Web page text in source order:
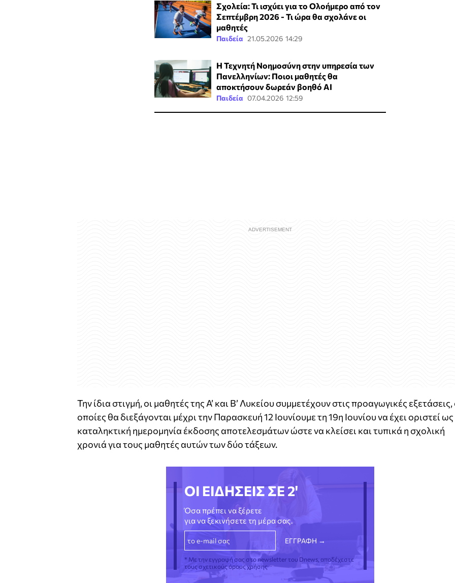
Σχολεία: Τι ισχύει για το Ολοήμερο από τον
Σεπτέμβρη 2026 - Τι ώρα θα σχολάνε οι
μαθητές
Παιδεία 21.05.2026 14:29
Η Τεχνητή Νοημοσύνη στην υπηρεσία των
Πανελληνίων: Ποιοι μαθητές θα
αποκτήσουν δωρεάν βοηθό AI
Παιδεία 07.04.2026 12:59
Την ίδια στιγμή, οι μαθητές της Α’ και Β’ Λυκείου συμμετέχουν στις προαγωγικές εξετάσεις,
οποίες θα διεξάγονται μέχρι την Παρασκευή 12 Ιουνίουμε τη 19η Ιουνίου να έχει οριστεί
καταληκτική ημερομηνία έκδοσης αποτελεσμάτων ώστε να κλείσει και τυπικά η σχολική
χρονιά για τους μαθητές αυτών των δύο τάξεων.
ΟΙ ΕΙΔΗΣΕΙΣ ΣΕ 2'
Όσα πρέπει να ξέρετε
για να ξεκινήσετε τη μέρα σας.
* Με την εγγραφή σας στο newsletter του Dnews, αποδέχεστε
τους σχετικούς όρους χρήσης